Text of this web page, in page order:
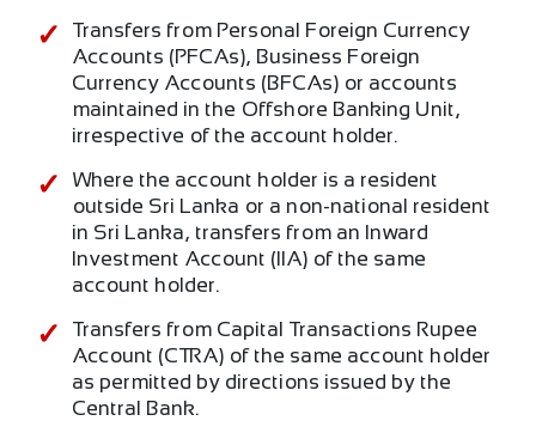
Transfers from Personal Foreign Currency
Accounts (PFCAs), Business Foreign
Currency Accounts (BFCAs) or accounts
maintained in the Offshore Banking Unit,
irrespective of the account holder.
Where the account holder is a resident
outside Sri Lanka or a non-national resident
in Sri Lanka, transfers from an Inward
Investment Account (IIA) of the same
account holder.
Transfers from Capital Transactions Rupee
Account (CTRA) of the same account holder
as permitted by directions issued by the
Central Bank.